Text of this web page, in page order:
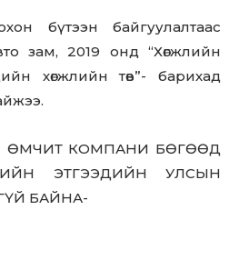
бүтээн байгуулалтаас
зам, 2019 онд “Хөгжлийн
хөгжлийн төв”- барихад
ӨМЧИТ КОМПАНИ БӨГӨӨД
ЭТГЭЭДИЙН УЛСЫН
БАЙНА-